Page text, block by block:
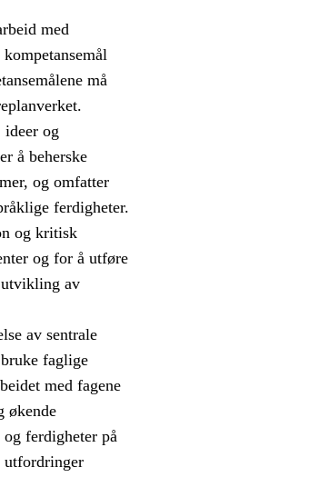
med
må
og
å beherske
og omfatter
ferdigheter.
og kritisk
og for å utføre
av
av sentrale
faglige
med fagene
økende
ferdigheter på
utfordringer